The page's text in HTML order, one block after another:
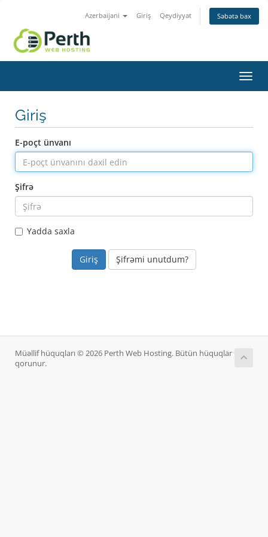
Azerbaijani Giriş Qeydiyyat Səbətə bax
keçid
Giriş
E-poçt ünvanı
Şifrə
Yadda saxla
Şifrəmi unutdum?
Müəllif hüquqları © 2026 Perth Web Hosting. Bütün hüquqlar
qorunur.